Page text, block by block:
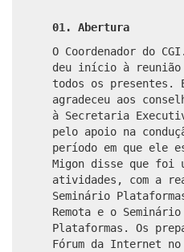
01. Abertura
O Coordenador do
deu início à reunião
todos os presentes.
agradeceu aos
à Secretaria
pelo apoio na
período em que ele
Migon disse que foi
atividades, com a
Seminário
Remota e o
Plataformas. Os
Fórum da Internet